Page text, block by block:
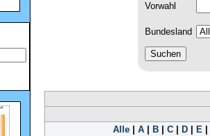
Vorwahl
Bundesland
Alle| A| B| C| D| E|